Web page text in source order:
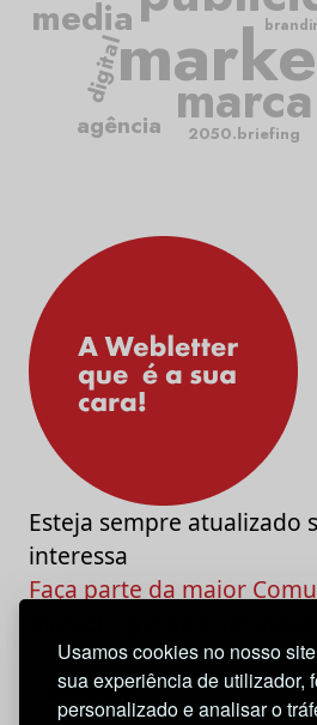
Usamos cookies no nosso
sua experiência de utilizador,
personalizado e analisar o
marca
media
agência
digital
2050.briefing
Esteja sempre atualizado
interessa
Faça parte da maior